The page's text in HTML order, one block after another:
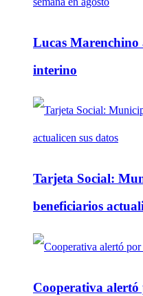
Lucas Marenchino
interino
Tarjeta Social:
beneficiarios
Cooperativa alertó